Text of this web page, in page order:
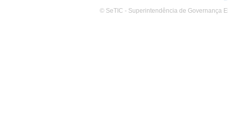
© SeTIC - Superintendência de Governança